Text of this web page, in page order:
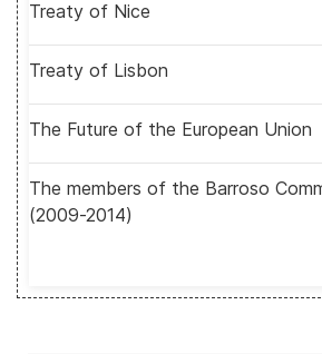
Treaty of Nice
Treaty of Lisbon
The Future of the European Union
The members of the Barroso
(2009-2014)